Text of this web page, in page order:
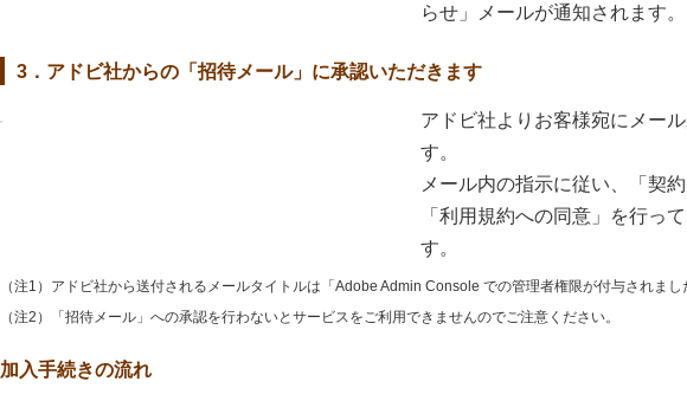
らせ」メールが通知されます。
3．アドビ社からの「招待メール」に承認いただきます
アドビ社よりお客様宛にメー
す。
メール内の指示に従い、「契約
「利用規約への同意」を行っ
す。
（注1）アドビ社から送付されるメールタイトルは「Adobe Admin Console での管理者権限が付与されまし
（注2）「招待メール」への承認を行わないとサービスをご利用できませんのでご注意ください。
加入手続きの流れ